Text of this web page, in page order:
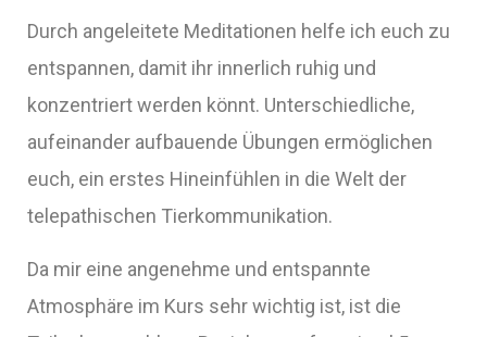
Durch angeleitete Meditationen helfe ich euch zu
entspannen, damit ihr innerlich ruhig und
konzentriert werden könnt. Unterschiedliche,
aufeinander aufbauende Übungen ermöglichen
euch, ein erstes Hineinfühlen in die Welt der
telepathischen Tierkommunikation.
Da mir eine angenehme und entspannte
Atmosphäre im Kurs sehr wichtig ist, ist die